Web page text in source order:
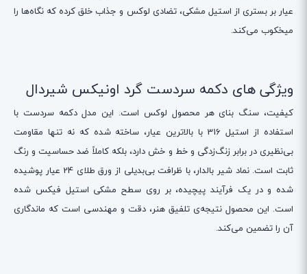
عیار بر بستری از استیل مشکی، تضادی لوکس و جذاب خلق کرده که نگاه‌ها را
میخکوب می‌کند.
ویژگی های دکمه سردست گرد اونیکس شیردال
کیفیت، سنگ بنای هر محصول لوکس است. این مدل دکمه سردست با
استفاده از استیل 316 با بالاترین عیار، ساخته شده که نه تنها مقاومت
بی‌نظیری در برابر زنگ‌زدگی و خط و خش دارد، بلکه کاملاً ضد حساسیت و رنگ
ثابت است. نماد شیر بالدار، با ظرافت بی‌بدیلی از ورق طلای 24 عیار پوشیده
شده و در یک فرآیند پیچیده، بر روی سطح مشکی استیل فیکس شده
است. این محصول نتیجه‌ی تلفیق هنر، دقت و مهندسی است که ماندگاری
آن را تضمین می‌کند.